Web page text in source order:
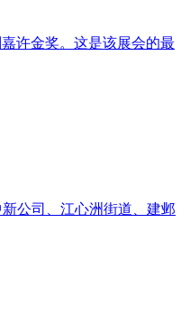
许金奖。这是该展会的最
公司、江心洲街道、建邺